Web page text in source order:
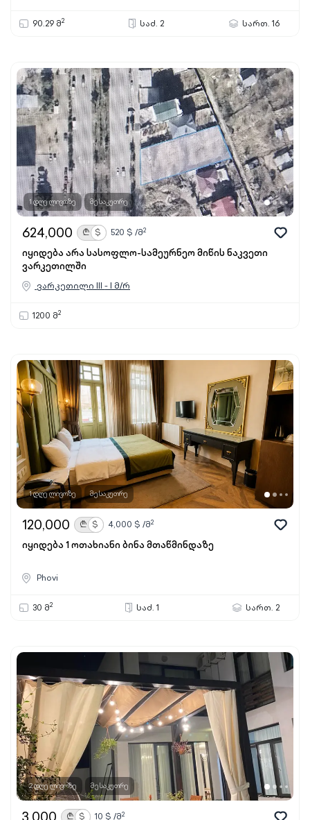
90.29 მ2 საძ. 2 სართ. 16
1 დღე ლივოზე მესაკუთრე
624,000 ₾ $ 520 $ /მ2
იყიდება არა სასოფლო-სამეურნეო მიწის ნაკვეთი
ვარკეთილში
ვარკეთილი III - I მ/რ
1200 მ2
1 დღე ლივოზე მესაკუთრე
120,000 ₾ $ 4,000 $ /მ2
იყიდება 1 ოთახიანი ბინა მთაწმინდაზე
Phovi
30 მ2 საძ. 1 სართ. 2
2 დღე ლივოზე მესაკუთრე
₾ $ 10 $ /მ2